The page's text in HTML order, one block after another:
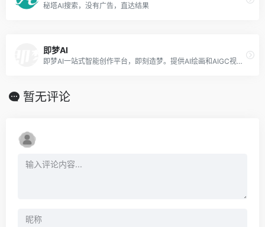
秘塔AI搜索，没有广告，直达结果
即梦AI
即梦AI一站式智能创作平台，即刻造梦。提供AI绘画和AIGC视频创作体验，拥有激发无限创作灵感的社区。让即梦AI开启您的智能创作之旅，探索梦境实现的无限可能！
暂无评论